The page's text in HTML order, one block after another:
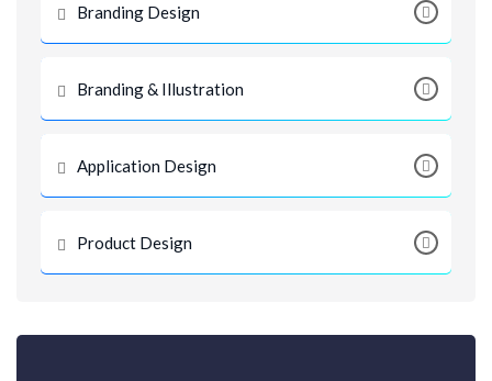
Branding Design
Branding & Illustration
Application Design
Product Design